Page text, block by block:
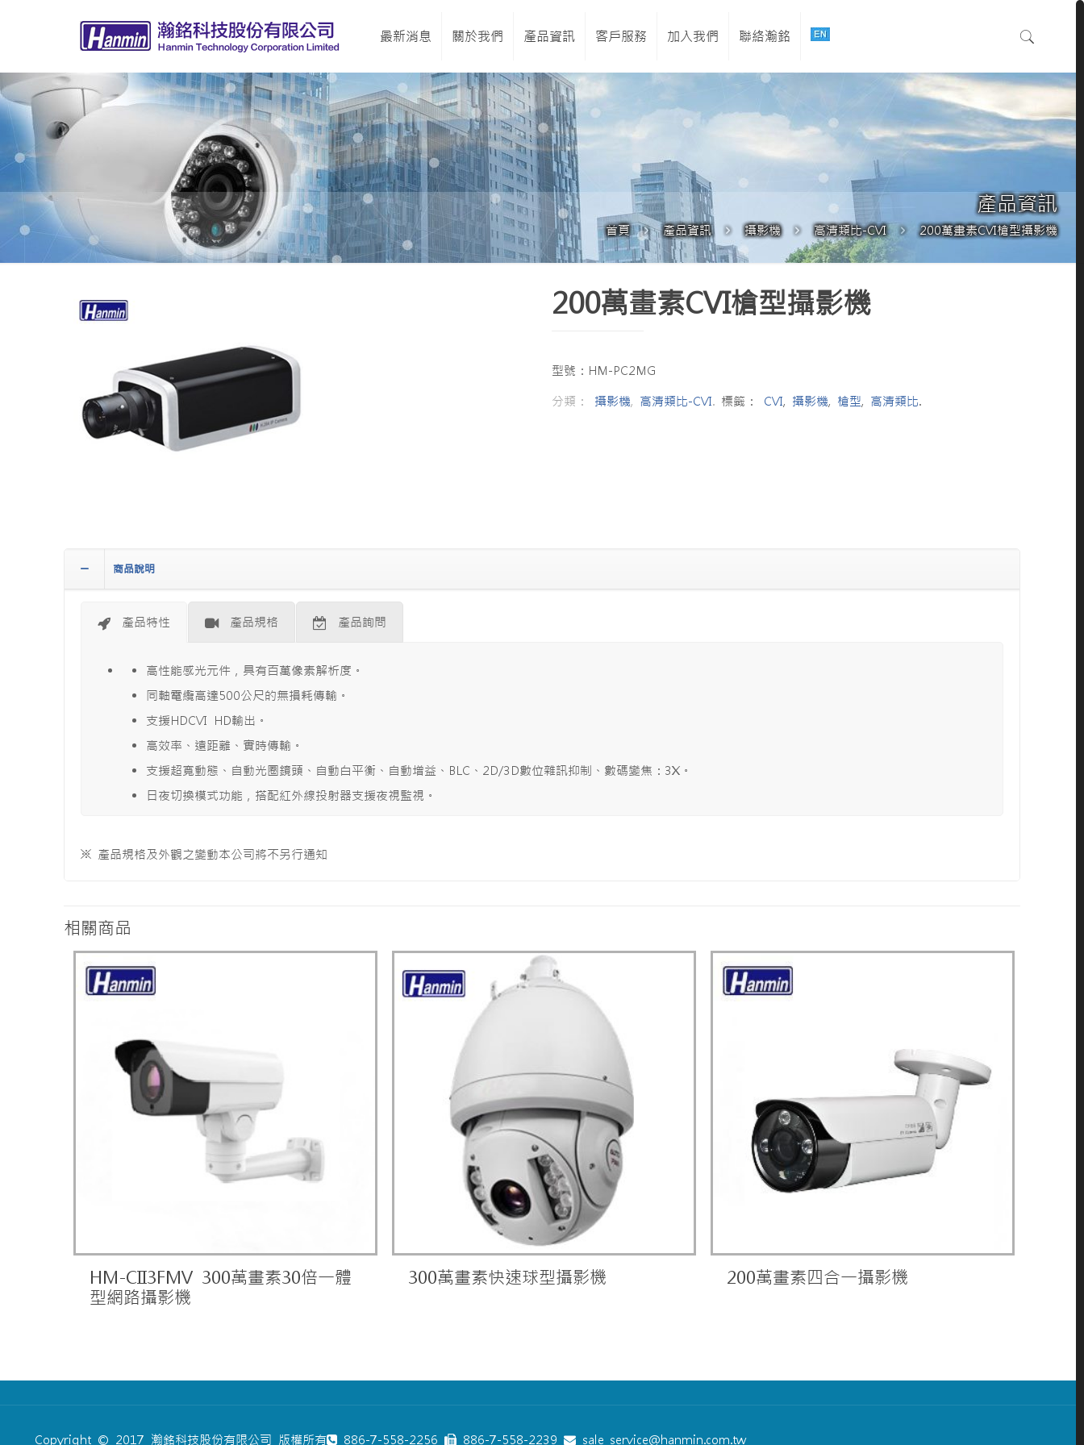
最新消息 關於我們 產品資訊 客戶服務 加入我們 聯絡瀚銘
產品資訊
首頁 產品資訊 攝影機 高清類比-CVI 200萬畫素CVI槍型攝影機
200萬畫素CVI槍型攝影機
型號：HM-PC2MG
分類： 攝影機, 高清類比-CVI. 標籤： CVI, 攝影機, 槍型, 高清類比.
商品說明
產品特性 產品規格 產品詢問
高性能感光元件，具有百萬像素解析度。
同軸電纜高達500公尺的無損耗傳輸。
支援HDCVI HD輸出。
高效率、遠距離、實時傳輸。
支援超寬動態、自動光圈鏡頭、自動白平衡、自動增益、BLC、2D/3D數位雜訊抑制、數碼變焦：3X。
日夜切換模式功能，搭配紅外線投射器支援夜視監視。
※ 產品規格及外觀之變動本公司將不另行通知
相關商品
HM-CII3FMV 300萬畫素30倍一體
型網路攝影機
300萬畫素快速球型攝影機 200萬畫素四合一攝影機
Copyright © 2017 瀚銘科技股份有限公司 版權所有 886-7-558-2256 886-7-558-2239 sale_service@hanmin.com.tw